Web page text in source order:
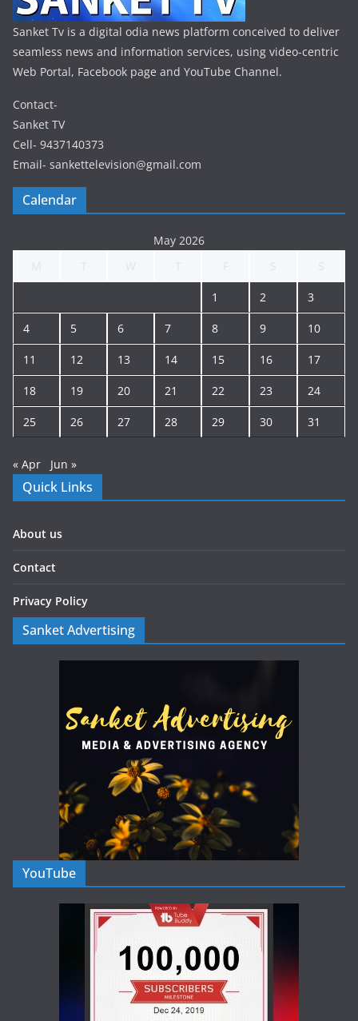
Sanket Tv is a digital odia news platform conceived to deliver
seamless news and information services, using video-centric
Web Portal, Facebook page and YouTube Channel.
Contact-
Sanket TV
Cell- 9437140373
Email- sankettelevision@gmail.com
Calendar
May 2026
1 2 3
4 5 6 7 8 9 10
11 12 13 14 15 16 17
18 19 20 21 22 23 24
25 26 27 28 29 30 31
« Apr Jun »
Quick Links
About us
Contact
Privacy Policy
Sanket Advertising
YouTube